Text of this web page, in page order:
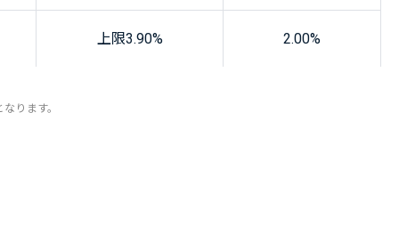
上限3.90% 2.00%
ります。